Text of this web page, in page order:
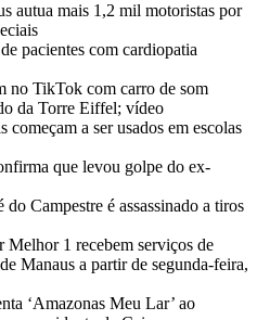
autua mais 1,2 mil motoristas por
pacientes com cardiopatia
no TikTok com carro de som
da Torre Eiffel; vídeo
começam a ser usados em escolas
que levou golpe do ex-
do Campestre é assassinado a tiros
Melhor 1 recebem serviços de
Manaus a partir de segunda-feira,
‘Amazonas Meu Lar’ ao